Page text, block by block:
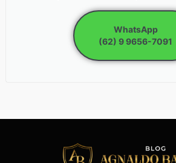
WhatsApp
(62) 9 9656-7091